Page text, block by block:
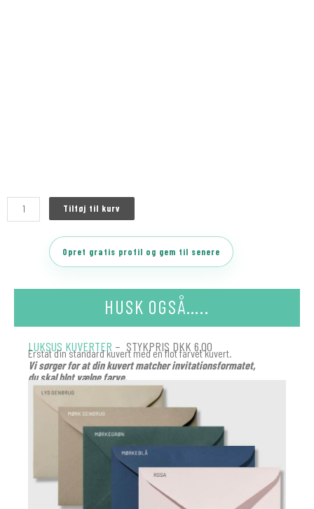
Tilføj til kurv
Opret gratis profil og gem til senere
HUSK OGSÅ…..
LUKSUS KUVERTER – STYKPRIS DKK 6.00
Erstat din standard kuvert med en flot farvet kuvert.
Vi sørger for at din kuvert matcher invitationsformatet,
du skal blot vælge farve.